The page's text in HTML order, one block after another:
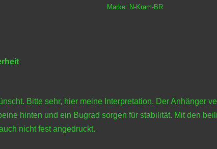
Marke: N-Kram-BR
Bitte sehr, hier meine Interpretation. Der Anhänger
hinten und ein Bugrad sorgen für stabilität. Mit den
nicht fest angedruckt.